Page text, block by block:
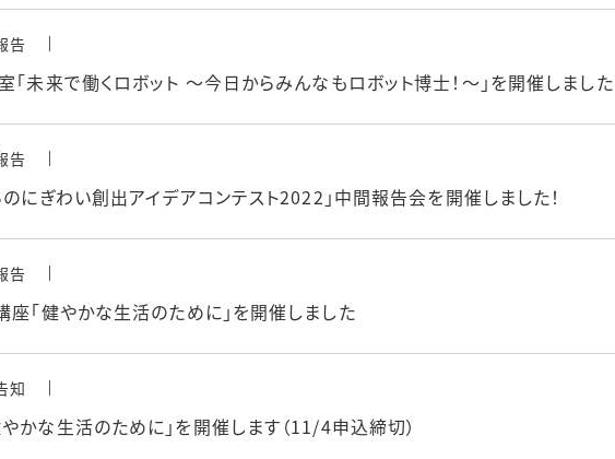
告
未来で働くロボット ～今日からみんなもロボット博士！～」を開催しました
告
にぎわい創出アイデアコンテスト2022」中間報告会を開催しました！
告
座「健やかな生活のために」を開催しました
知
かな生活のために」を開催します（11/4申込締切）